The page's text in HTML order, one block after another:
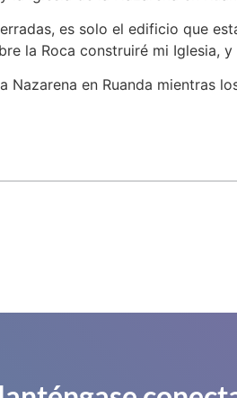
es solo el edificio que
la Roca construiré mi Iglesia,
Nazarena en Ruanda mientras